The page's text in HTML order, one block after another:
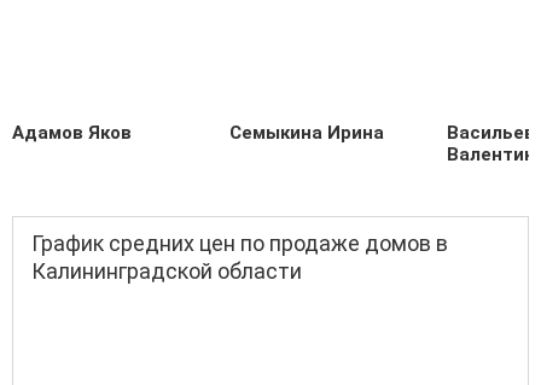
Адамов Яков Семыкина Ирина
График средних цен по продаже домов в
Калининградской области